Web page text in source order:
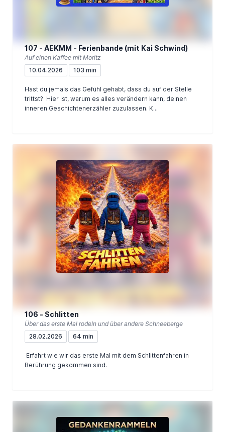
107 - AEKMM - Ferienbande (mit Kai Schwind)
Auf einen Kaffee mit Moritz
10.04.2026
103 min
Hast du jemals das Gefühl gehabt, dass du auf der Stelle
trittst? Hier ist, warum es alles verändern kann, deinen
inneren Geschichtenerzähler zuzulassen. K...
106 - Schlitten
Über das erste Mal rodeln und über andere Schneeberge
28.02.2026
64 min
Erfahrt wie wir das erste Mal mit dem Schlittenfahren in
Berührung gekommen sind.